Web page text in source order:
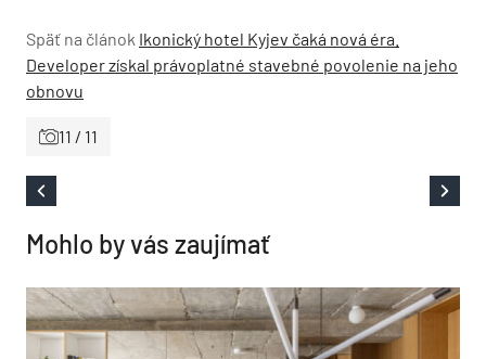
Späť na článok Ikonický hotel Kyjev čaká nová éra.
Developer získal právoplatné stavebné povolenie na jeho
obnovu
11 / 11
Mohlo by vás zaujímať